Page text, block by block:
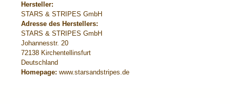
Hersteller:
STARS & STRIPES GmbH
Adresse des Herstellers:
STARS & STRIPES GmbH
Johannesstr. 20
72138 Kirchentellinsfurt
Deutschland
Homepage: www.starsandstripes.de